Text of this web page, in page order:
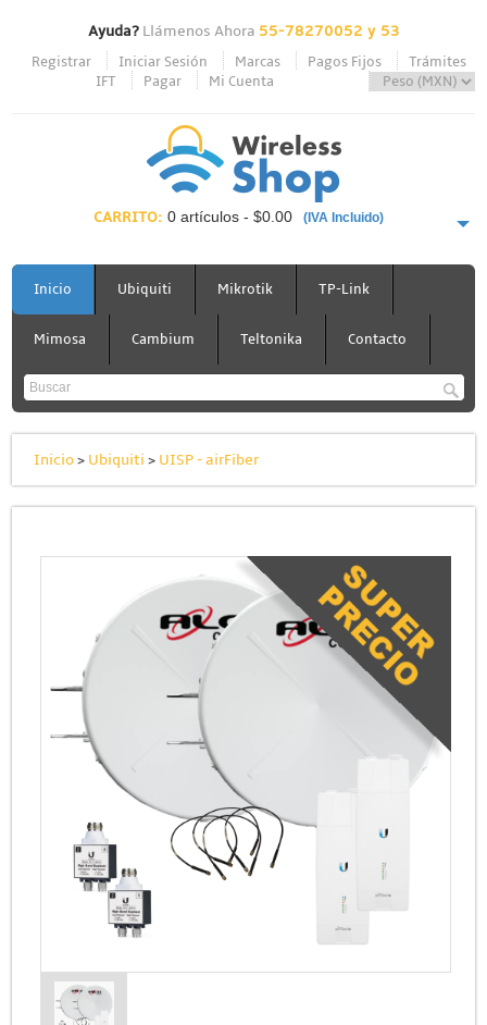
Ayuda?Llámenos Ahora 55-78270052 y 53
Registrar Iniciar Sesión Marcas Pagos Fijos
Trámites
IFT
Pagar Mi Cuenta
CARRITO: 0 artículos - $0.00 (IVA Incluido)
PAGAR AHORA
Inicio Ubiquiti Mikrotik TP-Link
Mimosa Cambium Teltonika Contacto
Inicio> Ubiquiti > UISP - airFiber